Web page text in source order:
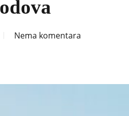
Nema komentara